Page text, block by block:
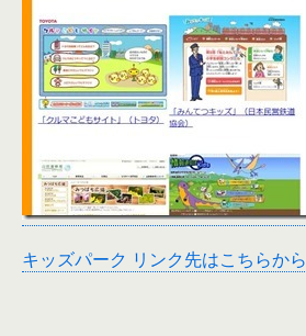
キッズパーク リンク先はこちらから